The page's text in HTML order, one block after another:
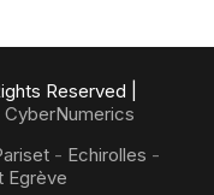
Reserved |
CyberNumerics
- Echirolles -
Egrève